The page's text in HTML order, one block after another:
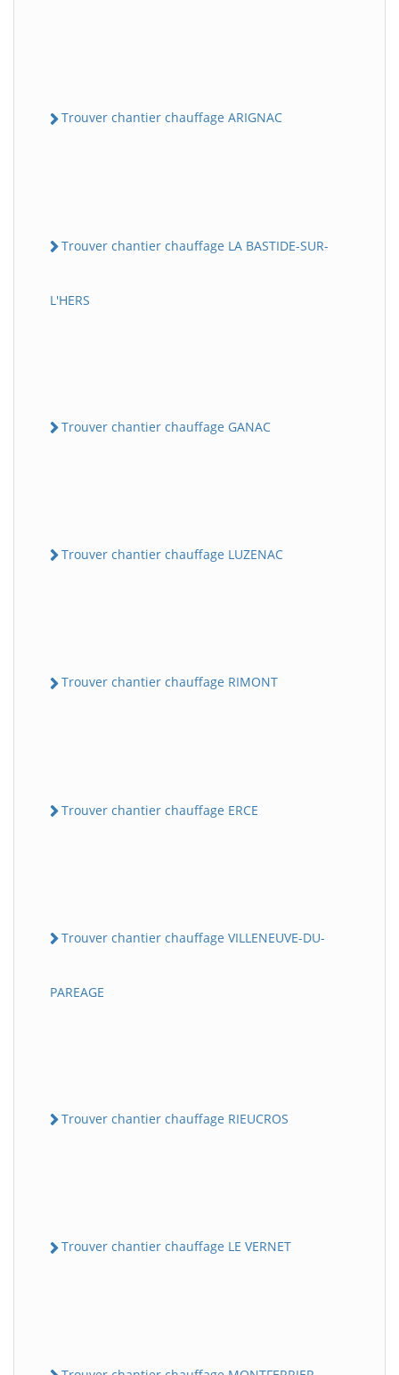
Trouver chantier chauffage ARIGNAC
Trouver chantier chauffage LA BASTIDE-SUR-
L'HERS
Trouver chantier chauffage GANAC
Trouver chantier chauffage LUZENAC
Trouver chantier chauffage RIMONT
Trouver chantier chauffage ERCE
Trouver chantier chauffage VILLENEUVE-DU-
PAREAGE
Trouver chantier chauffage RIEUCROS
Trouver chantier chauffage LE VERNET